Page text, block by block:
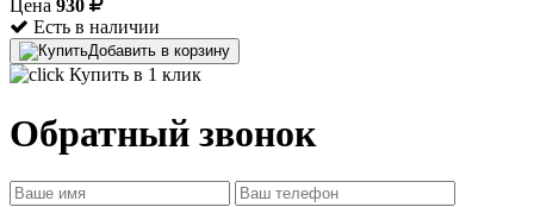
Цена 930
Есть в наличии
Добавить в корзину
Купить в 1 клик
Обратный звонок